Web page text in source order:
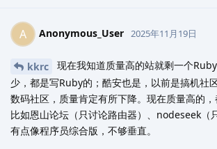
A Anonymous_User 2025年11月19日
kkrc
现在我知道质量高的站就剩一个
少，都是写Ruby的；酷安也是，以前是搞机社
数码社区，质量肯定有所下降。现在质量高的，
比如恩山论坛（只讨论路由器）、nodeseek（
有点像程序员综合版，不够垂直。